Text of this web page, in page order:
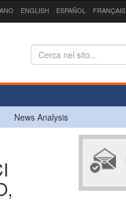
ENGLISH ESPAÑOL FRANÇAIS
News Analysis